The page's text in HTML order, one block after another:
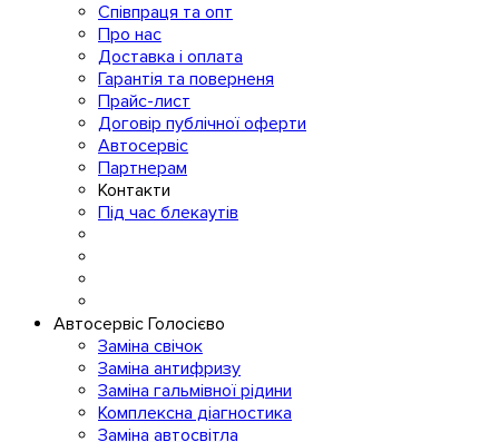
Співпраця та опт
Про нас
Доставка і оплата
Гарантія та поверненя
Прайс-лист
Договір публічної оферти
Автосервіс
Партнерам
Контакти
Під час блекаутів
Автосервіс Голосієво
Заміна свічок
Заміна антифризу
Заміна гальмівної рідини
Комплексна діагностика
Заміна автосвітла